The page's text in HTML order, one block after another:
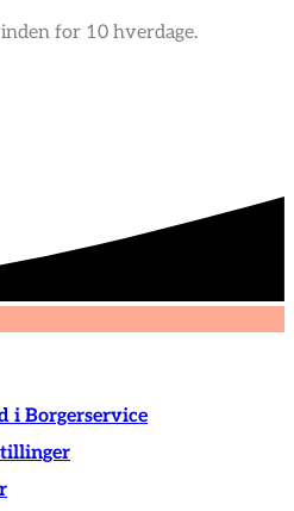
for 10 hverdage.
i Borgerservice